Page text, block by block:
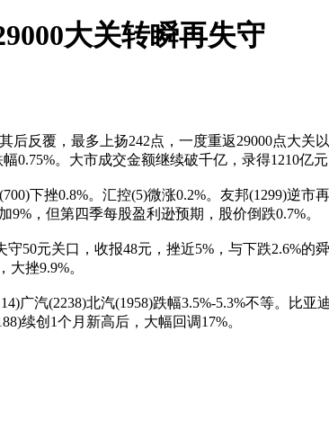
大关转瞬再失守
覆，最多上扬242点，一度重返29000点大关
0.75%。大市成交金额继续破千亿，录得1210亿元
挫0.8%。汇控(5)微涨0.2%。友邦(1299)逆市
，但第四季每股盈利逊预期，股价倒跌0.7%。
元关口，收报48元，挫近5%，与下跌2.6%的
挫9.9%。
汽(2238)北汽(1958)跌幅3.5%-5.3%不等。比亚
续创1个月新高后，大幅回调17%。